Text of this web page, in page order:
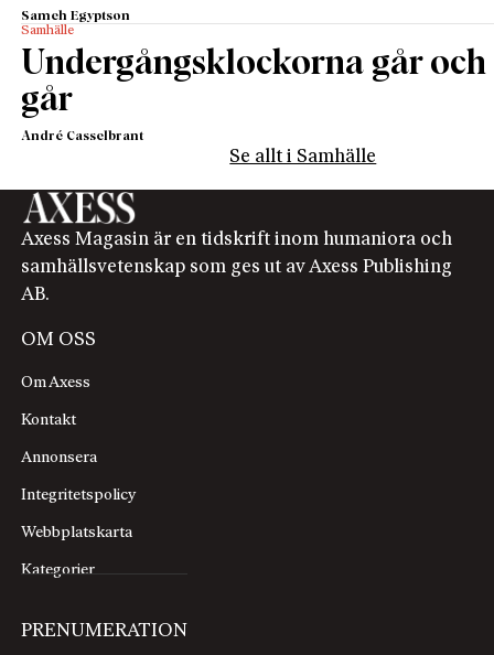
Sameh Egyptson
Samhälle
Undergångsklockorna går och
går
André Casselbrant
Se allt i Samhälle
Axess Magasin är en tidskrift inom humaniora och
samhällsvetenskap som ges ut av Axess Publishing
AB.
OM OSS
Om Axess
Kontakt
Annonsera
Integritetspolicy
Webbplatskarta
Kategorier
PRENUMERATION